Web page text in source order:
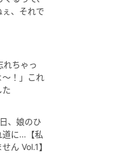
、それで
ちゃっ
〜！」これ
た
、娘のひ
道に…【私
ん Vol.1】